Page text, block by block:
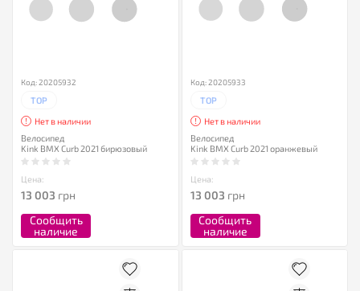
Код: 20205932
TOP
Нет в наличии
Велосипед
Kink BMX Curb 2021 бирюзовый
Цена:
13 003 грн
Сообщить
наличие
Код: 20205933
TOP
Нет в наличии
Велосипед
Kink BMX Curb 2021 оранжевый
Цена:
13 003 грн
Сообщить
наличие